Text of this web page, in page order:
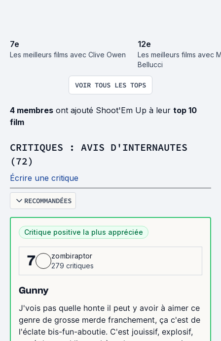
7e
Les meilleurs films avec Clive Owen
12e
Les meilleurs films avec
Bellucci
VOIR TOUS LES TOPS
4 membres ont ajouté Shoot'Em Up à leur top 10
film
CRITIQUES : AVIS D'INTERNAUTES
(72)
Écrire une critique
RECOMMANDÉES
Critique positive la plus appréciée
7
zombiraptor
279 critiques
Gunny
J'vois pas quelle honte il peut y avoir à aimer ce
genre de grosse merde franchement, ça c'est de
l'éclate bis-fun-aboutie. C'est jouissif, explosif,